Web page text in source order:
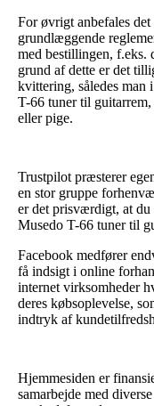
For øvrigt anbefales
grundlæggende
med bestillingen, f.eks.
grund af dette er det
kvittering, således man
T-66 tuner til
eller pige.
Trustpilot præsterer
en stor gruppe
er det prisværdigt, at du
Musedo T-66 tuner til
Facebook medfører
få indsigt i online
internet virksomheder
deres købsoplevelse,
indtryk af
Hjemmesiden er
samarbejde med